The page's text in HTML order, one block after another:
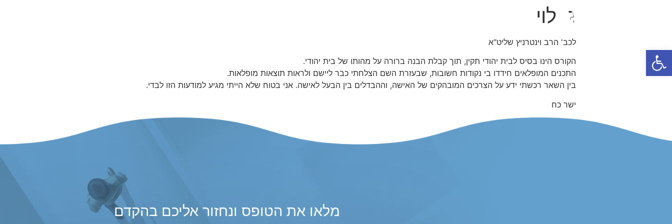
פתח סרגל נגישות
ג. לוי
לכב' הרב וינטרניץ שליט"א
הקורס הינו בסיס לבית יהודי תקין, תוך קבלת הבנה ברורה על מהותו של בית יהודי.
התכנים המופלאים חידדו בי נקודות חשובות, שבעזרת השם הצלחתי כבר ליישם ולראות תוצאות מופלאות.
בין השאר רכשתי ידע על הצרכים המובהקים של האישה, וההבדלים בין הבעל לאישה. אני בטוח שלא הייתי מגיע למודעות הזו לבדי.
ישר כח
מלאו את הטופס ונחזור אליכם בהקדם